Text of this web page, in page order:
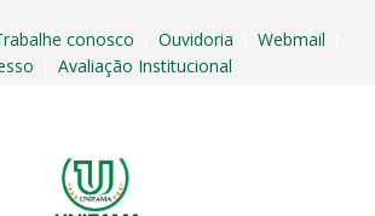
conosco Ouvidoria Webmail
Avaliação Institucional